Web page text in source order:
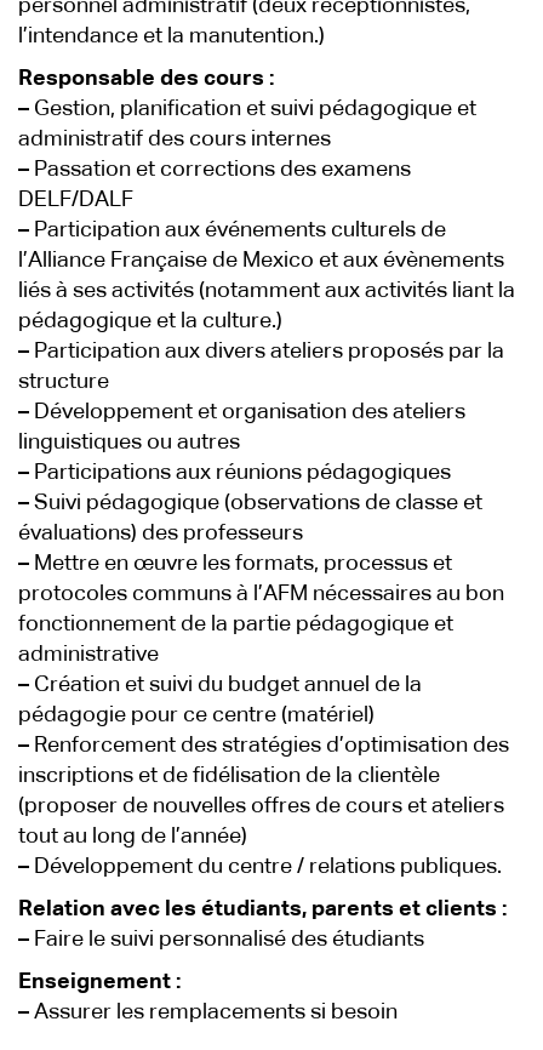
personnel administratif (deux réceptionnistes,
l’intendance et la manutention.)
Responsable des cours :
– Gestion, planification et suivi pédagogique et
administratif des cours internes
– Passation et corrections des examens
DELF/DALF
– Participation aux événements culturels de
l’Alliance Française de Mexico et aux évènements
liés à ses activités (notamment aux activités liant la
pédagogique et la culture.)
– Participation aux divers ateliers proposés par la
structure
– Développement et organisation des ateliers
linguistiques ou autres
– Participations aux réunions pédagogiques
– Suivi pédagogique (observations de classe et
évaluations) des professeurs
– Mettre en œuvre les formats, processus et
protocoles communs à l’AFM nécessaires au bon
fonctionnement de la partie pédagogique et
administrative
– Création et suivi du budget annuel de la
pédagogie pour ce centre (matériel)
– Renforcement des stratégies d’optimisation des
inscriptions et de fidélisation de la clientèle
(proposer de nouvelles offres de cours et ateliers
tout au long de l’année)
– Développement du centre / relations publiques.
Relation avec les étudiants, parents et clients :
– Faire le suivi personnalisé des étudiants
Enseignement :
– Assurer les remplacements si besoin